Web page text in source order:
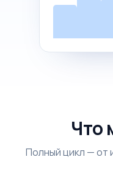
Что
Полный цикл — от